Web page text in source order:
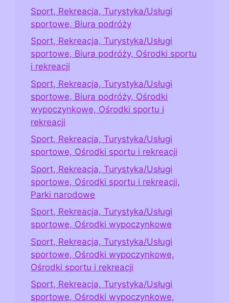
Sport, Rekreacja, Turystyka/Usługi
sportowe, Biura podróży
Sport, Rekreacja, Turystyka/Usługi
sportowe, Biura podróży, Ośrodki sportu
i rekreacji
Sport, Rekreacja, Turystyka/Usługi
sportowe, Biura podróży, Ośrodki
wypoczynkowe, Ośrodki sportu i
rekreacji
Sport, Rekreacja, Turystyka/Usługi
sportowe, Ośrodki sportu i rekreacji
Sport, Rekreacja, Turystyka/Usługi
sportowe, Ośrodki sportu i rekreacji,
Parki narodowe
Sport, Rekreacja, Turystyka/Usługi
sportowe, Ośrodki wypoczynkowe
Sport, Rekreacja, Turystyka/Usługi
sportowe, Ośrodki wypoczynkowe,
Ośrodki sportu i rekreacji
Sport, Rekreacja, Turystyka/Usługi
sportowe, Ośrodki wypoczynkowe,